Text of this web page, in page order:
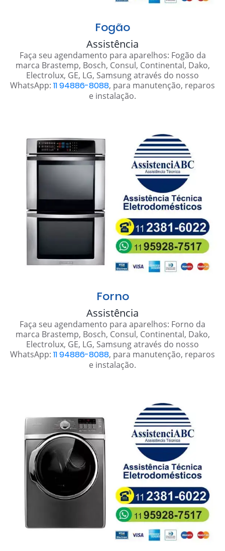
Fogão
Assistência
Faça seu agendamento para aparelhos: Fogão da
marca Brastemp, Bosch, Consul, Continental, Dako,
Electrolux, GE, LG, Samsung através do nosso
WhatsApp: 11 94886-8088, para manutenção, reparos
e instalação.
Forno
Assistência
Faça seu agendamento para aparelhos: Forno da
marca Brastemp, Bosch, Consul, Continental, Dako,
Electrolux, GE, LG, Samsung através do nosso
WhatsApp: 11 94886-8088, para manutenção, reparos
e instalação.